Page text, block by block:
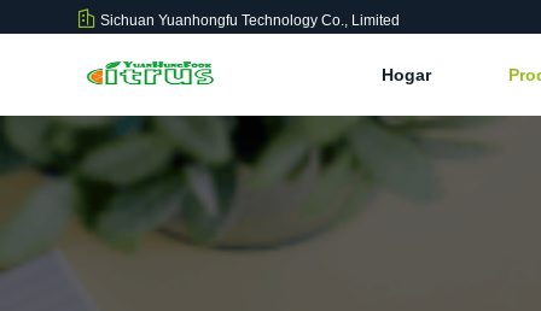
Sichuan Yuanhongfu Technology Co., Limited
Hogar